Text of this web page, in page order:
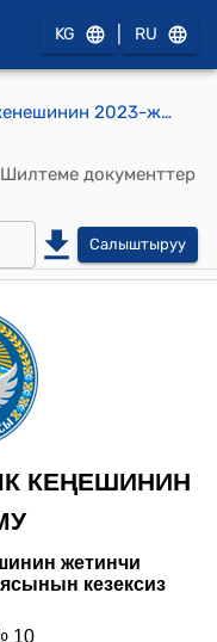
KG RU
Чон-Алай айылдык кенешинин 2023-жылдын 18-декабрындагы № 10 "Чоң-Алай айыл өкмөтүнө караштуу Чак айылындагы жаңыдан курулган мечитке “Гламидин Ажы” ысымын ыйгаруу жөнүндө" токтому
Шилтеме документтер
Салыштыруу